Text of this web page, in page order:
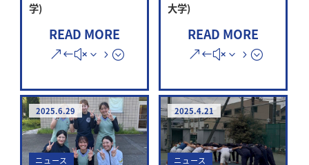
学)
READ MORE
大学)
READ MORE
2025.6.29
ニュース
2025.4.21
ニュース